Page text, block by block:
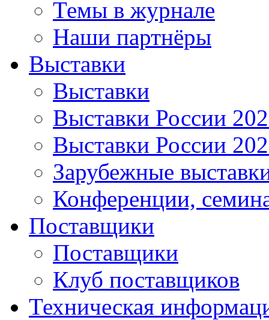
Темы в журнале
Наши партнёры
Выставки
Выставки
Выставки России
Выставки России
Зарубежные
Конференции,
Поставщики
Поставщики
Клуб поставщиков
Техническая